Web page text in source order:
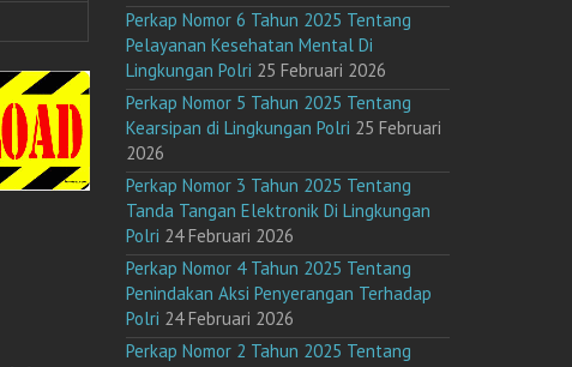
Perkap Nomor 6 Tahun 2025 Tentang
Pelayanan Kesehatan Mental Di
Lingkungan Polri 25 Februari 2026
Perkap Nomor 5 Tahun 2025 Tentang
Kearsipan di Lingkungan Polri 25 Februari
2026
Perkap Nomor 3 Tahun 2025 Tentang
Tanda Tangan Elektronik Di Lingkungan
Polri 24 Februari 2026
Perkap Nomor 4 Tahun 2025 Tentang
Penindakan Aksi Penyerangan Terhadap
Polri 24 Februari 2026
Perkap Nomor 2 Tahun 2025 Tentang